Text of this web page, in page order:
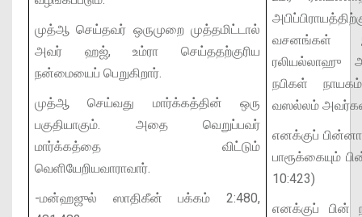
முத்ஆ செய்தவர் ஒருமுறை முத்தமிட்டால்
அவர் ஹஜ், உம்ரா செய்ததற்குரிய
நன்மையைப் பெறுகிறார்.
முத்ஆ செய்வது மார்க்கத்தின் ஒரு
பகுதியாகும். அதை வெறுப்பவர்
மார்க்கத்தை விட்டும்
வெளியேறியவாராவார்.
-மன்ஹஜுல் ஸாதிகீன் பக்கம் 2:480,
வசனங்கள்
நபிகள்
வஸல்லம்
எனக்குப்
பாரூக்கையும்
10:423)
எனக்குப் பின்